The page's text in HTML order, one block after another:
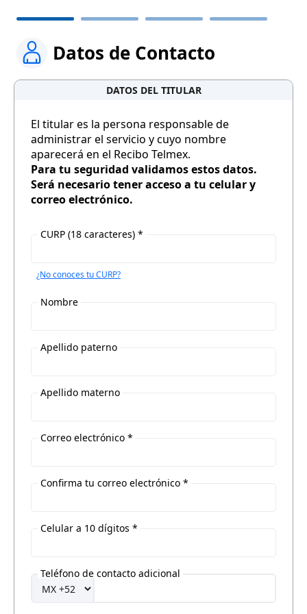
Datos de Contacto
DATOS DEL TITULAR
El titular es la persona responsable de
administrar el servicio y cuyo nombre
aparecerá en el Recibo Telmex.
Para tu seguridad validamos estos datos.
Será necesario tener acceso a tu celular y
correo electrónico.
CURP (18 caracteres) *
¿No conoces tu CURP?
Nombre
Apellido paterno
Apellido materno
Correo electrónico *
Confirma tu correo electrónico *
Celular a 10 dígitos *
Teléfono de contacto adicional